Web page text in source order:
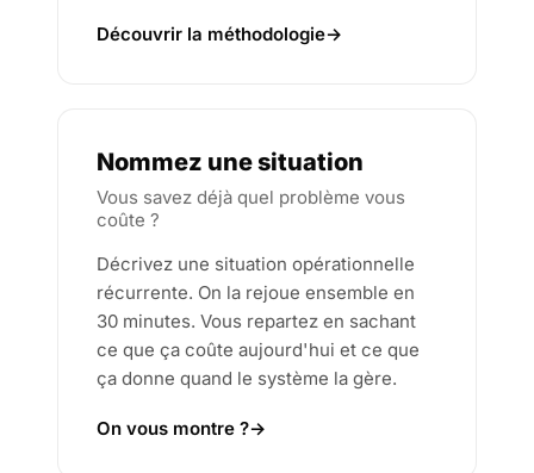
Découvrir la méthodologie→
Nommez une situation
Vous savez déjà quel problème vous
coûte ?
Décrivez une situation opérationnelle
récurrente. On la rejoue ensemble en
30 minutes. Vous repartez en sachant
ce que ça coûte aujourd'hui et ce que
ça donne quand le système la gère.
On vous montre ?→